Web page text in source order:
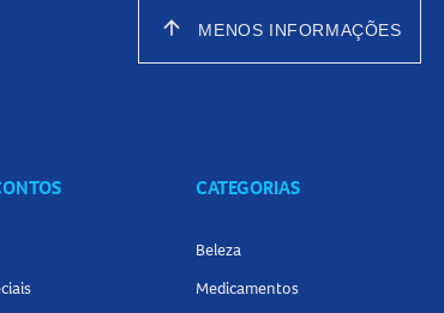
arrow_upward MENOS INFORMAÇÕES
CATEGORIAS
Beleza
Medicamentos